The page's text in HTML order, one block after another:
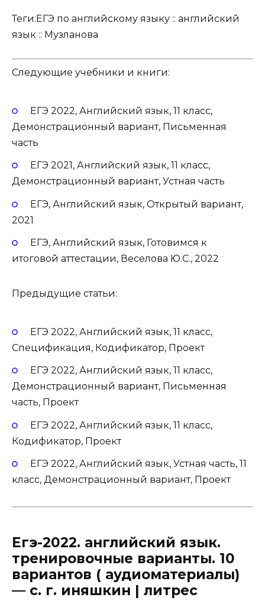
Теги:ЕГЭ по английскому языку :: английский
язык :: Музланова
Следующие учебники и книги:
ЕГЭ 2022, Английский язык, 11 класс,
Демонстрационный вариант, Письменная
часть
ЕГЭ 2021, Английский язык, 11 класс,
Демонстрационный вариант, Устная часть
ЕГЭ, Английский язык, Открытый вариант,
2021
ЕГЭ, Английский язык, Готовимся к
итоговой аттестации, Веселова Ю.С., 2022
Предыдущие статьи:
ЕГЭ 2022, Английский язык, 11 класс,
Спецификация, Кодификатор, Проект
ЕГЭ 2022, Английский язык, 11 класс,
Демонстрационный вариант, Письменная
часть, Проект
ЕГЭ 2022, Английский язык, 11 класс,
Кодификатор, Проект
ЕГЭ 2022, Английский язык, Устная часть, 11
класс, Демонстрационный вариант, Проект
Егэ-2022. английский язык.
тренировочные варианты. 10
вариантов ( аудиоматериалы)
— с. г. иняшкин | литрес